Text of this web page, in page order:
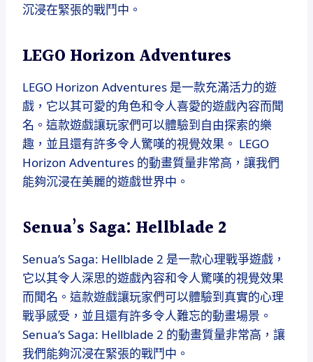
沉浸在緊張的戰鬥中。
LEGO Horizon Adventures
LEGO Horizon Adventures 是一款充滿活力的遊
戲，它以其可愛的角色和令人喜愛的遊戲內容而聞
名。這款遊戲讓玩家們可以體驗到自由探索的樂
趣，並且還有許多令人驚嘆的視覺效果。 LEGO
Horizon Adventures 的動畫質量非常高，讓我們
能夠沉浸在美麗的遊戲世界中。
Senua’s Saga: Hellblade 2
Senua’s Saga: Hellblade 2 是一款心理戰爭遊戲，
它以其令人深思的遊戲內容和令人驚嘆的視覺效果
而聞名。這款遊戲讓玩家們可以體驗到真實的心理
戰爭感受，並且還有許多令人難忘的動畫場景。
Senua’s Saga: Hellblade 2 的動畫質量非常高，讓
我們能夠沉浸在緊張的戰鬥中。